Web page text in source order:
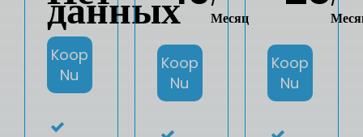
Koop
Nu
Месяц
Koop
Nu
Koop
Nu